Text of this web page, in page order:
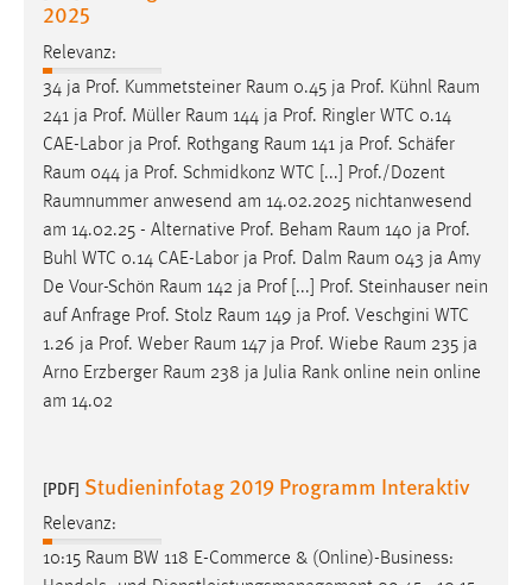
2025
Relevanz:
34 ja Prof. Kummetsteiner Raum 0.45 ja Prof. Kühnl Raum
241 ja Prof. Müller Raum 144 ja Prof. Ringler WTC 0.14
CAE-Labor ja Prof. Rothgang Raum 141 ja Prof. Schäfer
Raum 044 ja Prof. Schmidkonz WTC [...] Prof./Dozent
Raumnummer anwesend am 14.02.2025 nichtanwesend
am 14.02.25 - Alternative Prof. Beham Raum 140 ja Prof.
Buhl WTC 0.14 CAE-Labor ja Prof. Dalm Raum 043 ja Amy
De Vour-Schön Raum 142 ja Prof [...] Prof. Steinhauser nein
auf Anfrage Prof. Stolz Raum 149 ja Prof. Veschgini WTC
1.26 ja Prof. Weber Raum 147 ja Prof. Wiebe Raum 235 ja
Arno Erzberger Raum 238 ja Julia Rank online nein online
am 14.02
[PDF] Studieninfotag 2019 Programm Interaktiv
Relevanz:
10:15 Raum BW 118 E-Commerce & (Online)-Business: